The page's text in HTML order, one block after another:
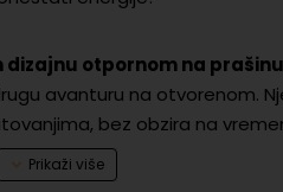
otpornom na prašinu
avanturu na otvorenom.
bez obzira na